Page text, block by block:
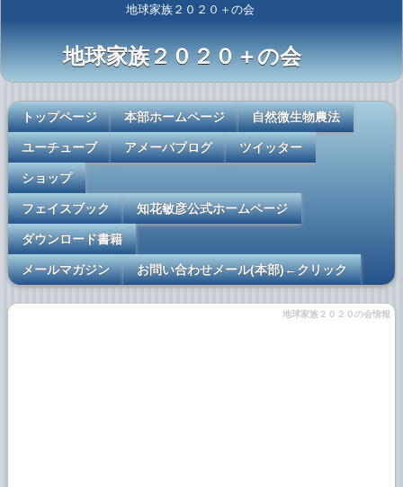
地球家族２０２０＋の会
地球家族２０２０＋の会
トップページ 本部ホームページ 自然微生物農法
ユーチューブ アメーバブログ ツイッター
ショップ
フェイスブック 知花敏彦公式ホームページ
ダウンロード書籍
メールマガジン お問い合わせメール(本部)←クリック
地球家族２０２０の会情報